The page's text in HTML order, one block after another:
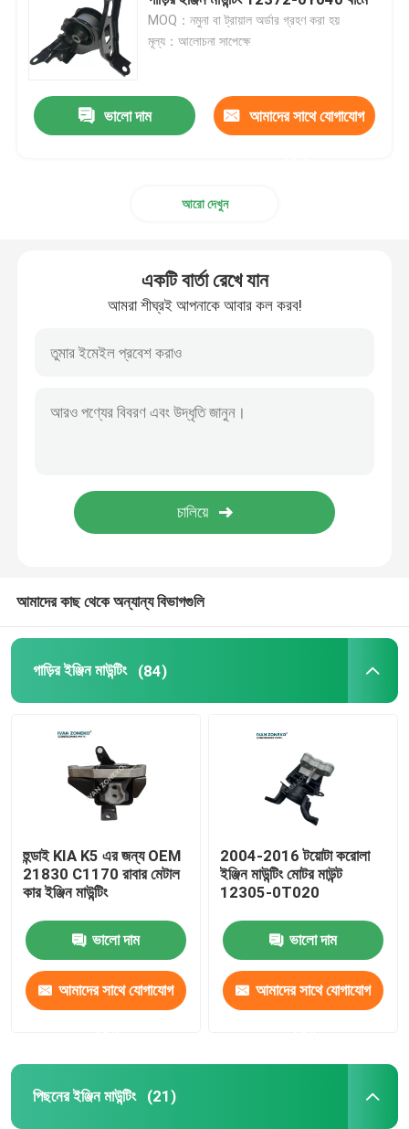
গাড়ির ইঞ্জিন মাউন্টিং
পিছনের ইঞ্জিন মাউন্টিং
লোয়ার কন্ট্রোল আর্ম বুশিং
স্টেবিলাইজার রাবার বুশিং
উপরের স্ট্রুট মাউন্ট
রাবার স্ট্রুট মাউন্ট
সাসপেনশন স্ট্রুট মাউন্ট
শক স্ট্রুট মাউন্ট
MOQ：নমুনা বা ট্রায়াল অর্ডার গ্রহণ করা হয়
মূল্য：আলোচনা সাপেক্ষে
ভালো দাম আমাদের সাথে যোগাযোগ
আরো দেখুন
একটি বার্তা রেখে যান
আমরা শীঘ্রই আপনাকে আবার কল করব!
আমাদের কাছ থেকে অন্যান্য বিভাগগুলি
গাড়ির ইঞ্জিন মাউন্টিং (84)
হুন্ডাই KIA K5 এর জন্য OEM
21830 C1170 রাবার মেটাল
কার ইঞ্জিন মাউন্টিং
ভালো দাম
আমাদের সাথে যোগাযোগ
2004-2016 টয়োটা করোলা
ইঞ্জিন মাউন্টিং মোটর মাউন্ট
12305-0T020
ভালো দাম
আমাদের সাথে যোগাযোগ
পিছনের ইঞ্জিন মাউন্টিং (21)